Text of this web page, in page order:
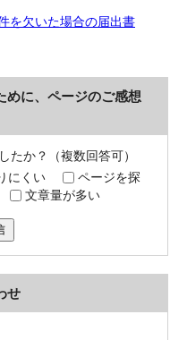
を欠いた場合の届出書
めに、ページのご感想
たか？（複数回答可）
にくい
ページを探
文章量が多い
せ